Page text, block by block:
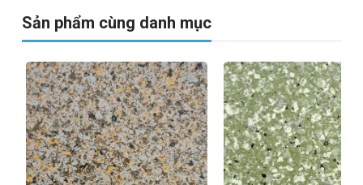
Sản phẩm cùng danh mục